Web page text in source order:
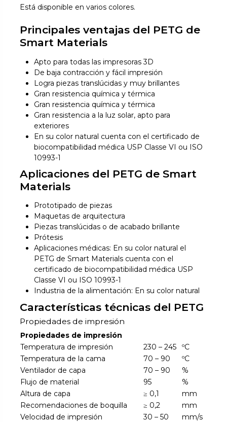
Está disponible en varios colores.
Principales ventajas del PETG de
Smart Materials
Apto para todas las impresoras 3D
De baja contracción y fácil impresión
Logra piezas translúcidas y muy brillantes
Gran resistencia química y térmica
Gran resistencia química y térmica
Gran resistencia a la luz solar, apto para
exteriores
En su color natural cuenta con el certificado de
biocompatibilidad médica USP Classe VI ou ISO
10993-1
Aplicaciones del PETG de Smart
Materials
Prototipado de piezas
Maquetas de arquitectura
Piezas translúcidas o de acabado brillante
Prótesis
Aplicaciones médicas: En su color natural el
PETG de Smart Materials cuenta con el
certificado de biocompatibilidad médica USP
Classe VI ou ISO 10993-1
Industria de la alimentación: En su color natural
Características técnicas del PETG
Propiedades de impresión
Propiedades de impresión
Temperatura de impresión
230 – 245
ºC
Temperatura de la cama
70 – 90
ºC
Ventilador de capa
70 – 90
%
Flujo de material
95
%
Altura de capa
≥ 0,1
mm
Recomendaciones de boquilla
≥ 0,2
mm
Velocidad de impresión
30 – 50 mm/s